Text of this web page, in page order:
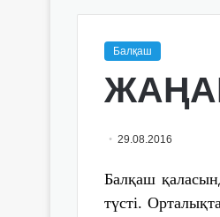
Балқаш
29.08.2016
Балқаш
түсті.